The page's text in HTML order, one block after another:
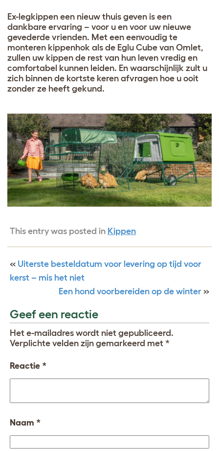
Ex-legkippen een nieuw thuis geven is een
dankbare ervaring – voor u en voor uw nieuwe
gevederde vrienden. Met een eenvoudig te
monteren kippenhok als de Eglu Cube van Omlet,
zullen uw kippen de rest van hun leven vredig en
comfortabel kunnen leiden. En waarschijnlijk zult u
zich binnen de kortste keren afvragen hoe u ooit
zonder ze heeft gekund.
This entry was posted in Kippen
« Uiterste besteldatum voor levering op tijd voor
kerst – mis het niet
Een hond voorbereiden op de winter »
Geef een reactie
Het e-mailadres wordt niet gepubliceerd.
Verplichte velden zijn gemarkeerd met *
Reactie *
Naam *